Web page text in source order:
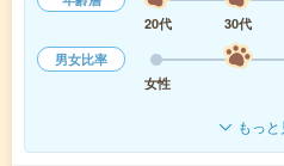
20代
30代
男女比率
女性
もっ